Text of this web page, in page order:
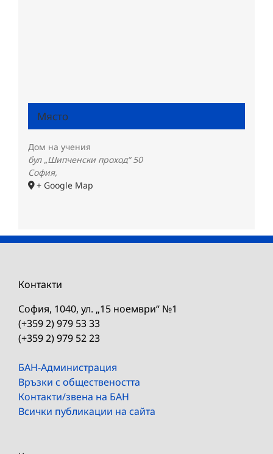
Място
Дом на учения
бул „Шипченски проход“ 50
София,
+ Google Map
Контакти
София, 1040, ул. „15 ноември“ №1
(+359 2) 979 53 33
(+359 2) 979 52 23
БАН-Администрация
Връзки с обществеността
Контакти/звена на БАН
Всички публикации на сайта